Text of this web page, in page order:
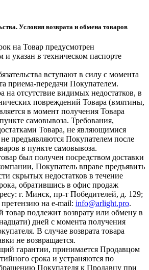
Условия возврата и обмена товаров
на Товар предусмотрен
и указан в техническом паспорте
вступают в силу с момента
приема-передачи Покупателем.
на отсутствие видимых недостатков, в
повреждений Товара (вмятины,
в момент получения Товара
самовывоза. Требования,
Товара, не являющимися
предъявляются Покупателем после
в пункте самовывоза.
был получен посредством доставки
Покупатель вправе предъявить
скрытых недостатков в течение
обратившись в офис продаж
г. Минск, пр-т Победителей, д. 129;
на e-mail: info@arlight.pro.
товар подлежит возврату или обмену в
дней с момента получения
В случае возврата товара
не возвращается.
гарантии, принимается Продавцом
срока и устраняются по
Покупателя к Продавцу при